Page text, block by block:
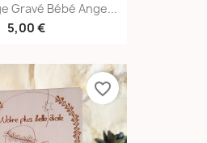
Gravé Bébé Ange...
5,00 €
favorite_border